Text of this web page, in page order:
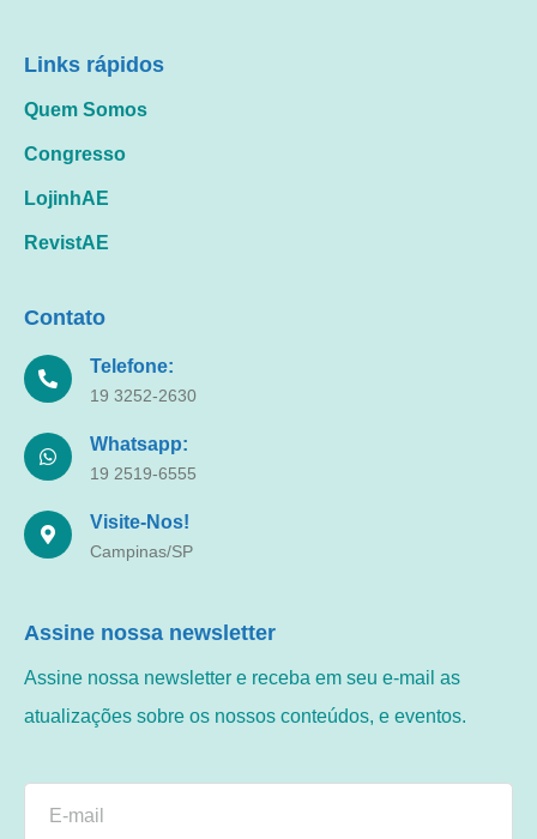
Links rápidos
Quem Somos
Congresso
LojinhAE
RevistAE
Contato
Telefone:
19 3252-2630
Whatsapp:
19 2519-6555
Visite-Nos!
Campinas/SP
Assine nossa newsletter
Assine nossa newsletter e receba em seu e-mail as
atualizações sobre os nossos conteúdos, e eventos.